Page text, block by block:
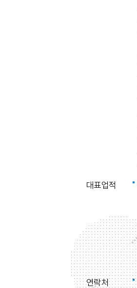
대표업적
연락처